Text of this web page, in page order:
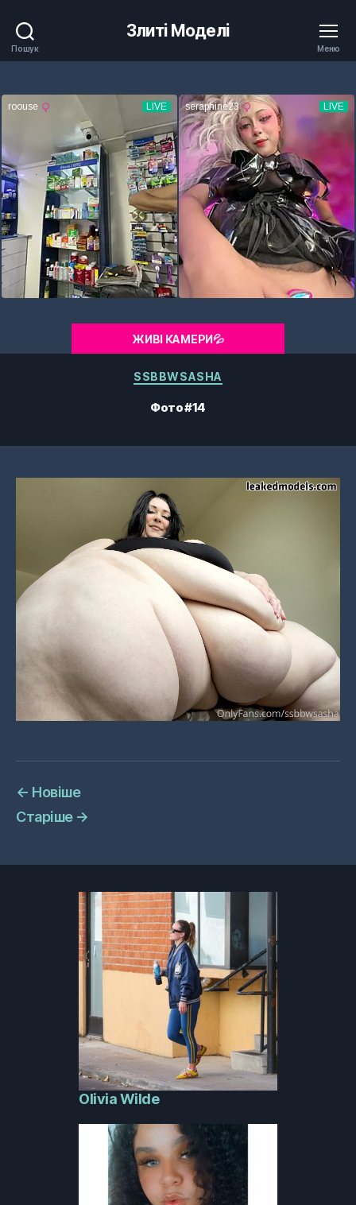
Пошук
Злиті Моделі
Меню
ЖИВІ КАМЕРИ💦
Категорії
SSBBWSASHA
Фото #14
← Новіше
Старіше →
Olivia Wilde